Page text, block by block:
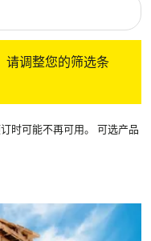
请调整您的筛选条
时可能不再可用。 可选产品